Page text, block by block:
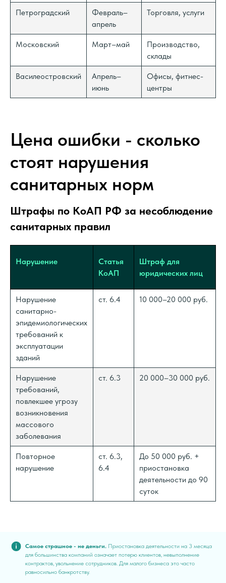
Петроградский
Февраль–
апрель
Торговля, услуги
Московский Март–май
Производство,
склады
Василеостровский
Апрель–
июнь
Офисы, фитнес-
центры
Цена ошибки - сколько
стоят нарушения
санитарных норм
Штрафы по КоАП РФ за несоблюдение
санитарных правил
Нарушение
Статья
КоАП
Штраф для
юридических лиц
Нарушение
санитарно-
эпидемиологических
требований к
эксплуатации
зданий
ст. 6.4 10 000–20 000 руб.
Нарушение
требований,
повлекшее угрозу
возникновения
массового
заболевания
ст. 6.3 20 000–30 000 руб.
Повторное
нарушение
ст. 6.3,
6.4
До 50 000 руб. +
приостановка
деятельности до 90
суток
Самое страшное - не деньги. Приостановка деятельности на 3 месяца
для большинства компаний означает потерю клиентов, невыполнение
контрактов, увольнение сотрудников. Для малого бизнеса это часто
равносильно банкротству.